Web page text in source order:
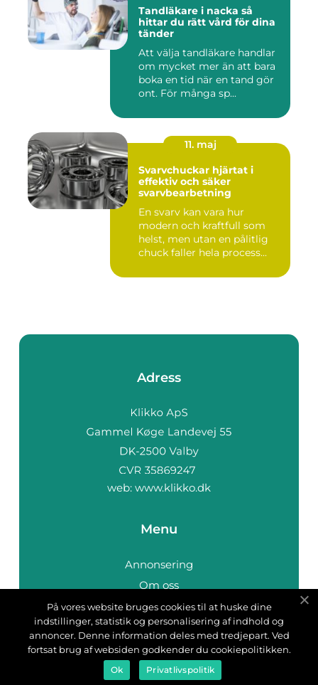
Tandläkare i nacka så
hittar du rätt vård för dina
tänder
Att välja tandläkare handlar
om mycket mer än att bara
boka en tid när en tand gör
ont. För många sp...
11. maj
Svarvchuckar hjärtat i
effektiv och säker
svarvbearbetning
En svarv kan vara hur
modern och kraftfull som
helst, men utan en pålitlig
chuck faller hela process...
Adress
web: www.klikko.dk
Menu
Annonsering
Om oss
Cookies
Kontakta oss
Sitemap
På vores website bruges cookies til at huske dine
indstillinger, statistik og personalisering af indhold og
annoncer. Denne information deles med tredjepart. Ved
fortsat brug af websiden godkender du cookiepolitikken.
Ok Privatlivspolitik